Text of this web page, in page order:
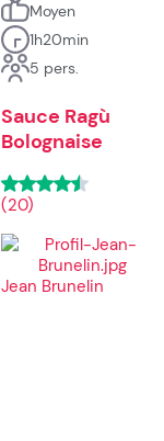
Moyen
1h20min
5 pers.
Sauce Ragù
Bolognaise
(20)
Jean Brunelin